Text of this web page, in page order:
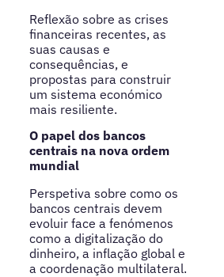
Reflexão sobre as crises
financeiras recentes, as
suas causas e
consequências, e
propostas para construir
um sistema económico
mais resiliente.
O papel dos bancos
centrais na nova ordem
mundial
Perspetiva sobre como os
bancos centrais devem
evoluir face a fenómenos
como a digitalização do
dinheiro, a inflação global e
a coordenação multilateral.